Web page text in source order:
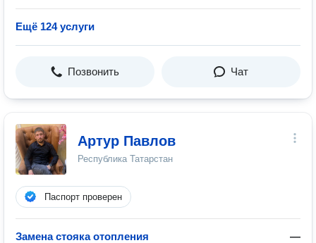
Ещё 124 услуги
Позвонить Чат
Артур Павлов
Республика Татарстан
Паспорт проверен
Замена стояка отопления —